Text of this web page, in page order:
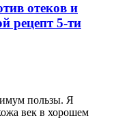
отеков и
рецепт 5-ти
пользы. Я
век в хорошем